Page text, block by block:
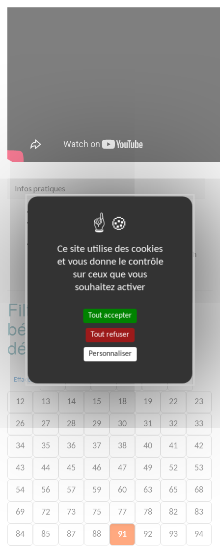
Infos pratiques
www.petitsfreresdespauvres.fr
14 rue César Franck NANTES
Heures d'ouverture
lundi au vendredi de 9h30 à 12h30 et de 14h à 17h
Filtrer les missions
bénévoles par
département :
Effacer
12 13 14 15 18 19 22 23
26 27 28 29 30 31 32 33
34 35 36 37 38 40 41 42
43 44 45 46 47 49 52 53
54 56 57 59 60 63 65 68
69 72 73 75 77 78 82 83
84 85 87 88 91 92 93 94
Ce site utilise des cookies
et vous donne le contrôle
sur ceux que vous
souhaitez activer
Tout accepter
Tout refuser
Personnaliser